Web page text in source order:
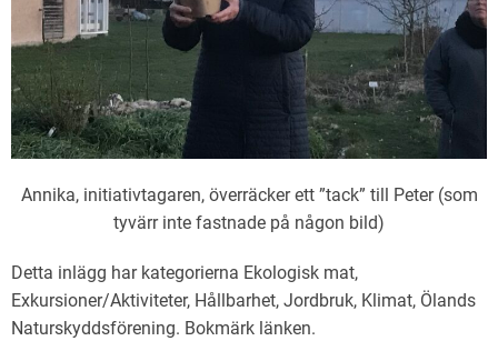
Annika, initiativtagaren, överräcker ett ”tack” till Peter (som
tyvärr inte fastnade på någon bild)
Detta inlägg har kategorierna Ekologisk mat,
Exkursioner/Aktiviteter, Hållbarhet, Jordbruk, Klimat, Ölands
Naturskyddsförening. Bokmärk länken.